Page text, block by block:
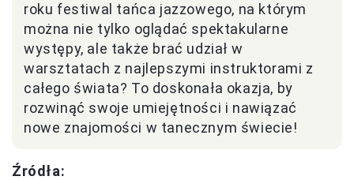
roku festiwal tańca jazzowego, na którym
można nie tylko oglądać spektakularne
występy, ale także brać udział w
warsztatach z najlepszymi instruktorami z
całego świata? To doskonała okazja, by
rozwinąć swoje umiejętności i nawiązać
nowe znajomości w tanecznym świecie!
Źródła: